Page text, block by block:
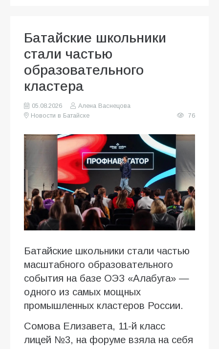
Батайские школьники
стали частью
образовательного
кластера
05.08.2026
Алена Васнецова
Новости в Батайске
76
Батайские школьники стали частью
масштабного образовательного
события на базе ОЭЗ «Алабуга» —
одного из самых мощных
промышленных кластеров России.
Сомова Елизавета, 11-й класс
лицей №3, на форуме взяла на себя